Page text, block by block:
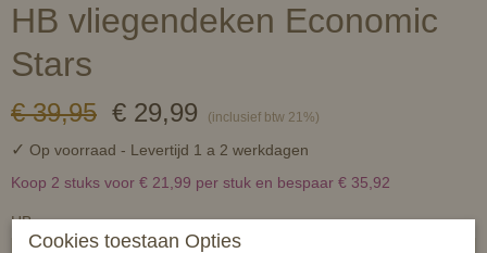
HB vliegendeken Economic
Stars
€ 39,95 € 29,99 (inclusief btw 21%)
✓ Op voorraad - Levertijd 1 a 2 werkdagen
Koop 2 stuks voor € 21,99 per stuk en bespaar € 35,92
HB
Cookies toestaan Opties